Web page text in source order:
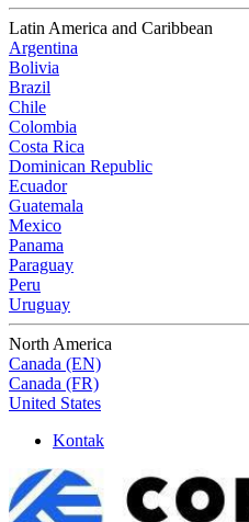
Latin America and Caribbean
Argentina
Bolivia
Brazil
Chile
Colombia
Costa Rica
Dominican Republic
Ecuador
Guatemala
Mexico
Panama
Paraguay
Peru
Uruguay
North America
Canada (EN)
Canada (FR)
United States
Kontak